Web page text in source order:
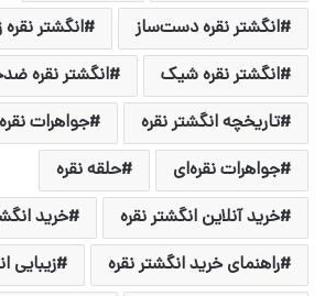
انگشتر نقره دست‌ساز
انگشتر نقره
انگشتر نقره شیک
انگشتر نقره
تاریخچه انگشتر نقره
جواهرات نقره
جواهرات نقره‌ای
حلقه نقره
خرید آنلاین انگشتر نقره
خرید
راهنمای خرید انگشتر نقره
زیبایی